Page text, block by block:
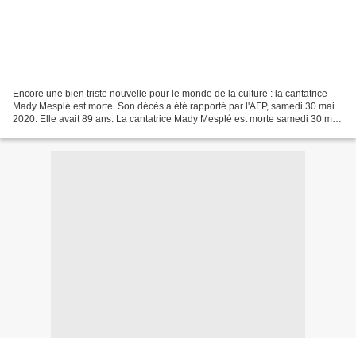
Encore une bien triste nouvelle pour le monde de la culture : la cantatrice
Mady Mesplé est morte. Son décès a été rapporté par l'AFP, samedi 30 mai
2020. Elle avait 89 ans. La cantatrice Mady Mesplé est morte samedi 30 mai